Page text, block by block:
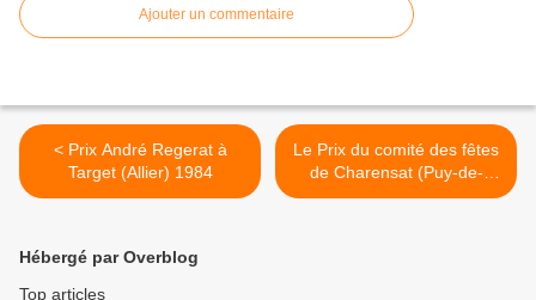
Ajouter un commentaire
< Prix André Regerat à
Target (Allier) 1984
Le Prix du comité des fêtes
de Charensat (Puy-de-
Dôme) >
Hébergé par Overblog
Top articles